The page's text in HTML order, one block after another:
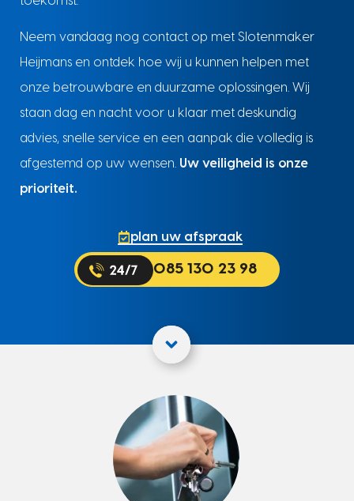
Neem vandaag nog contact op met Slotenmaker
Heijmans en ontdek hoe wij u kunnen helpen met
onze betrouwbare en duurzame oplossingen. Wij
staan dag en nacht voor u klaar met deskundig
advies, snelle service en een aanpak die volledig is
afgestemd op uw wensen. Uw veiligheid is onze
prioriteit.
plan uw afspraak
085 130 23 98